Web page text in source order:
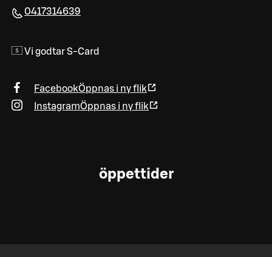
0417314639
Vi godtar S-Card
FacebookÖppnas i ny flik
InstagramÖppnas i ny flik
öppettider